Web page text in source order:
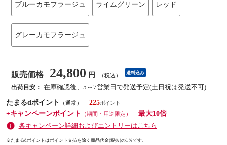
ブルーカモフラージュ ライムグリーン レッド
グレーカモフラージュ
販売価格 24,800 円 （税込） 送料込み
出荷目安： 在庫確認後、5～7営業日で発送予定(土日祝は発送不可)
たまるdポイント
（通常）
225
+キャンペーンポイント
（期間・用途限定）
最大10倍
各キャンペーン詳細およびエントリーはこちら
※たまるdポイントはポイント支払を除く商品代金(税抜)の1％です。